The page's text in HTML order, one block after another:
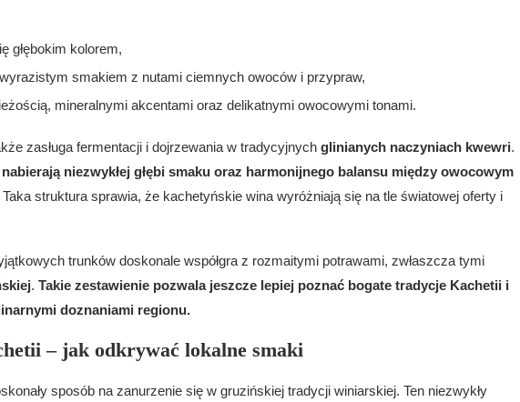
głębokim kolorem,
smakiem z nutami ciemnych owoców i przypraw,
mineralnymi akcentami oraz delikatnymi owocowymi tonami.
zasługa fermentacji i dojrzewania w tradycyjnych glinianych naczyniach kwewri.
niezwykłej głębi smaku oraz harmonijnego balansu między owocowym
Taka struktura sprawia, że kachetyńskie wina wyróżniają się na tle światowej oferty i
trunków doskonale współgra z rozmaitymi potrawami, zwłaszcza tymi
. Takie zestawienie pozwala jeszcze lepiej poznać bogate tradycje Kachetii i
doznaniami regionu.
– jak odkrywać lokalne smaki
sposób na zanurzenie się w gruzińskiej tradycji winiarskiej. Ten niezwykły